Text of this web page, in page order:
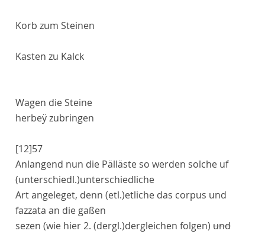
Korb zum Steinen
Kasten zu Kalck
Wagen die Steine
herbeÿ zubringen
[12]57
Anlangend nun die Pälläste so werden solche uf
(unterschiedl.)unterschiedliche
Art angeleget, denn (etl.)etliche das corpus und
fazzata an die gaßen
sezen (wie hier 2. (dergl.)dergleichen folgen) und